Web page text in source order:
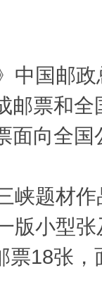
中国邮
邮票和
面向全国
峡题材
版小型
票18张